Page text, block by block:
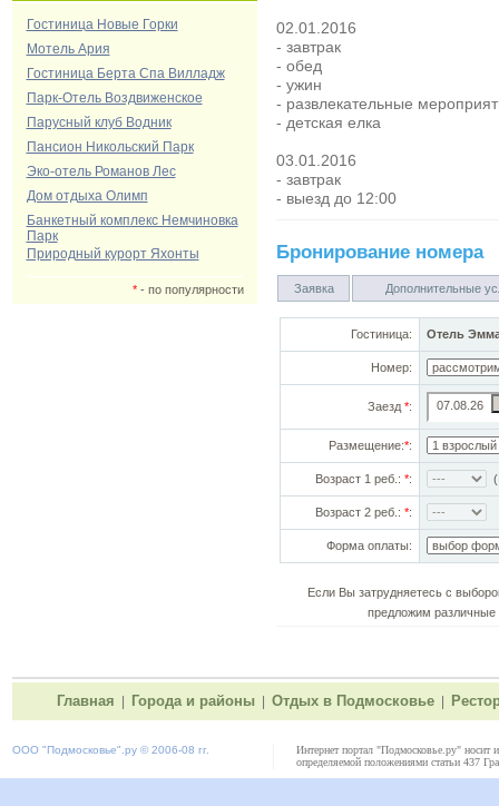
Гостиница Новые Горки
Мотель Ария
Гостиница Берта Спа Вилладж
Парк-Отель Воздвиженское
Парусный клуб Водник
Пансион Никольский Парк
Эко-отель Романов Лес
Дом отдыха Олимп
Банкетный комплекс Немчиновка
Парк
Природный курорт Яхонты
*- по популярности
02.01.2016
- завтрак
- обед
- ужин
- развлекательные
- детская елка
03.01.2016
- завтрак
- выезд до 12:00
Бронирование номера
Заявка Дополнительные
Гостиница: Отель
Номер:
Заезд *:
Размещение:*:
Возраст 1 реб.: *:
Возраст 2 реб.: *:
Форма оплаты:
Если Вы затрудняетесь с
предложим различные
Главная Города и районы Отдых в Подмосковье
ООО "Подмосковье" .ру © 2006-08 гг.
Интернет портал "Подмосковье.ру" носит
определяемой положениями статьи 437